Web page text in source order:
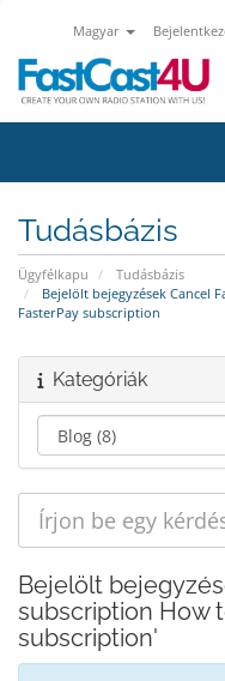
Magyar
Tudásbázis
Ügyfélkapu
Tudásbázis
Bejelölt bejegyzések Cancel
FasterPay subscription
Kategóriák
Bejelölt
subscription How
subscription'